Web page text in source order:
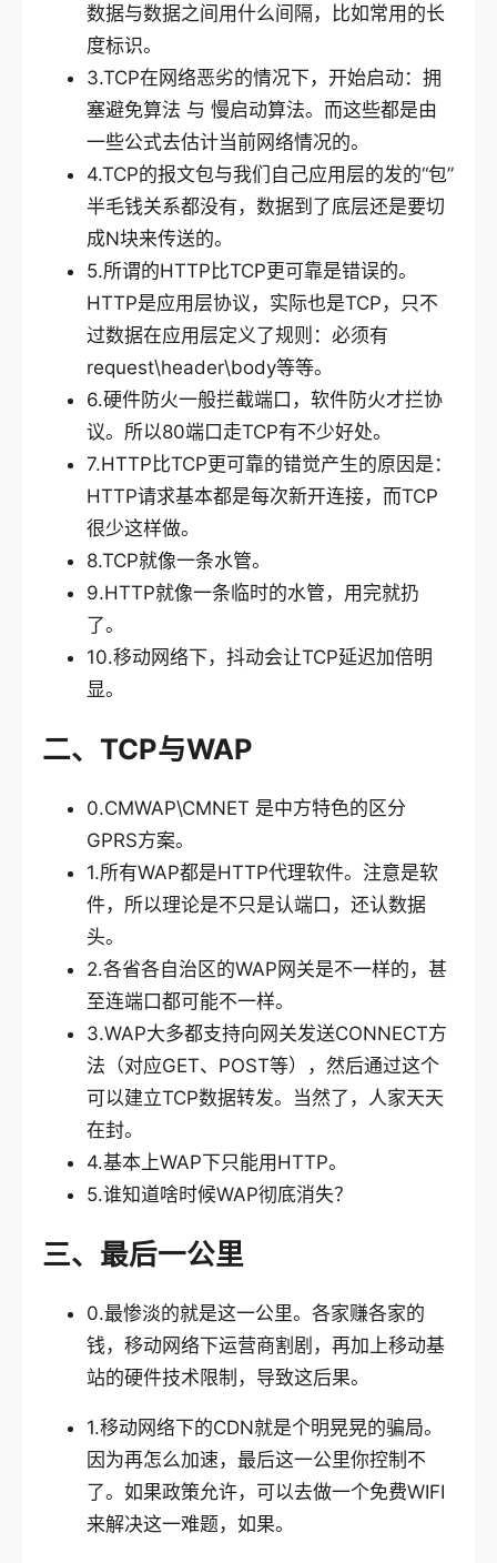
数据与数据之间用什么间隔，比如常用的长
度标识。
3.TCP在网络恶劣的情况下，开始启动：拥
塞避免算法 与 慢启动算法。而这些都是由
一些公式去估计当前网络情况的。
4.TCP的报文包与我们自己应用层的发的“包”
半毛钱关系都没有，数据到了底层还是要切
成N块来传送的。
5.所谓的HTTP比TCP更可靠是错误的。
HTTP是应用层协议，实际也是TCP，只不
过数据在应用层定义了规则：必须有
request\header\body等等。
6.硬件防火一般拦截端口，软件防火才拦协
议。所以80端口走TCP有不少好处。
7.HTTP比TCP更可靠的错觉产生的原因是：
HTTP请求基本都是每次新开连接，而TCP
很少这样做。
8.TCP就像一条水管。
9.HTTP就像一条临时的水管，用完就扔
了。
10.移动网络下，抖动会让TCP延迟加倍明
显。
二、TCP与WAP
0.CMWAP\CMNET 是中方特色的区分
GPRS方案。
1.所有WAP都是HTTP代理软件。注意是软
件，所以理论是不只是认端口，还认数据
头。
2.各省各自治区的WAP网关是不一样的，甚
至连端口都可能不一样。
3.WAP大多都支持向网关发送CONNECT方
法（对应GET、POST等），然后通过这个
可以建立TCP数据转发。当然了，人家天天
在封。
4.基本上WAP下只能用HTTP。
5.谁知道啥时候WAP彻底消失？
三、最后一公里
0.最惨淡的就是这一公里。各家赚各家的
钱，移动网络下运营商割剧，再加上移动基
站的硬件技术限制，导致这后果。
1.移动网络下的CDN就是个明晃晃的骗局。
因为再怎么加速，最后这一公里你控制不
了。如果政策允许，可以去做一个免费WIFI
来解决这一难题，如果。